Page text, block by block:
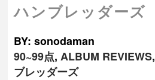
ハンブレッダーズ
BY: sonodaman
90~99点,ALBUM REVIEWS,
ブレッダーズ